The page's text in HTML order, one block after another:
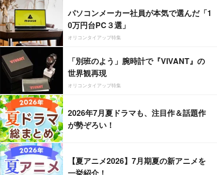
パソコンメーカー社員が本気で選んだ「1
0万円台PC３選」
オリコンタイアップ特集
「別班のよう」腕時計で『VIVANT』の
世界観再現
オリコンタイアップ特集
2026年7月夏ドラマも、注目作＆話題作
が勢ぞろい！
【夏アニメ2026】7月期夏の新アニメを
一挙紹介！